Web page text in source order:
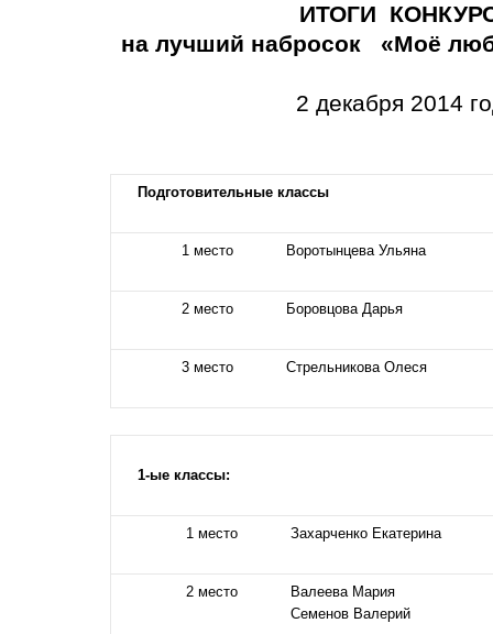
ИТОГИ
на лучший набросок «Моё
2 декабря 2014
Подготовительные классы
1 место Воротынцева Ульяна
2 место Боровцова Дарья
3 место Стрельникова Олеся
1-ые классы:
1 место Захарченко Екатерина
2 место
Валеева Мария
Семенов Валерий